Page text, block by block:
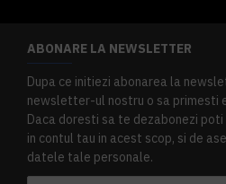
ABONARE LA NEWSLETTER
Dupa ce initiezi abonarea la
newsletter-ul nostru o sa primesti
Daca doresti sa te dezabonezi
in contul tau in acest scop, si de
datele tale personale.